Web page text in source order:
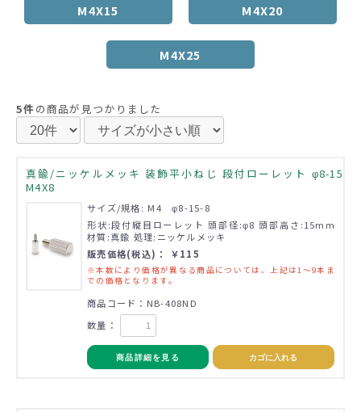
M4X15 M4X20
M4X25
5件の商品が見つかりました
真鍮/ニッケルメッキ 装飾平小ねじ 段付ローレット φ8-15
M4X8
サイズ/規格: M4 φ8-15-8
形状:段付縦目ローレット 頭部径:φ8 頭部高さ:15mm
材質:真鍮 処理:ニッケルメッキ
販売価格(税込)： ￥115
※本数により価格が異なる商品については、上記は1～9本ま
での価格となります。
商品コード：NB-408ND
数量：
商品詳細を見る カゴに入れる